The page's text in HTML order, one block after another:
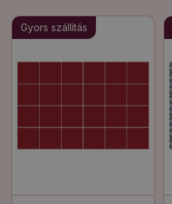
Gyors szállítás